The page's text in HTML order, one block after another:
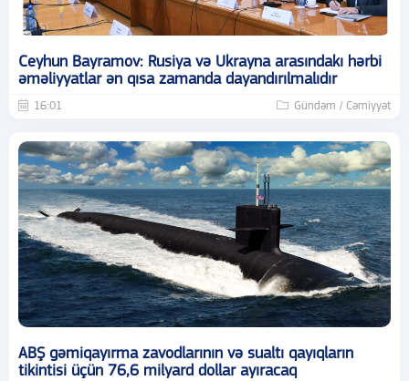
Ceyhun Bayramov: Rusiya və Ukrayna arasındakı hərbi
əməliyyatlar ən qısa zamanda dayandırılmalıdır
16:01 Gündəm / Cəmiyyət
ABŞ gəmiqayırma zavodlarının və sualtı qayıqların
tikintisi üçün 76,6 milyard dollar ayıracaq